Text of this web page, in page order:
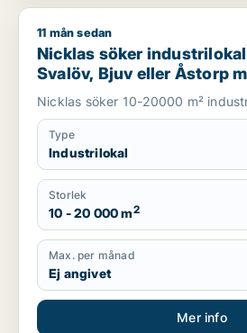
Nicklas söker industrilokal till salu
11 mån sedan
Nicklas söker
Svalöv, Bjuv eller Åstorp
Nicklas söker 10-20000 m²
Type
Industrilokal
Storlek
10 - 20 000 m2
Max. per månad
Ej angivet
Mer info